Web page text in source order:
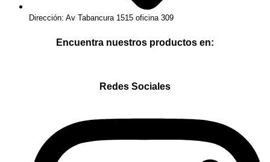
Dirección: Av Tabancura 1515 oficina 309
Encuentra nuestros productos en:
Redes Sociales